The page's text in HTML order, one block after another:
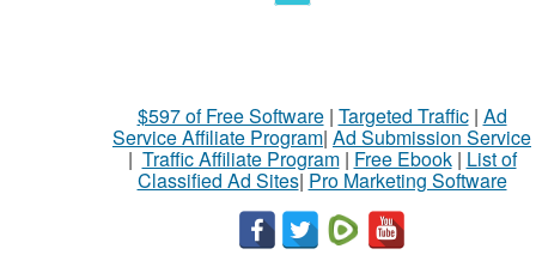
$597 of Free Software| Targeted Traffic| Ad
Service Affiliate Program| Ad Submission Service
| Traffic Affiliate Program| Free Ebook| List of
Classified Ad Sites| Pro Marketing Software